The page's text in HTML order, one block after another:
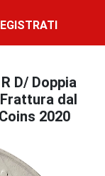
D/ Doppia
dal
2020